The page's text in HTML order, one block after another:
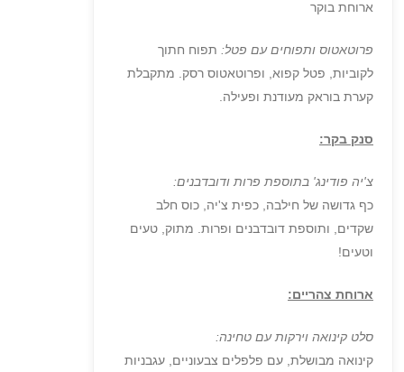
ארוחת בוקר
פרוטאטוס ותפוחים עם פטל: תפוח חתוך
לקוביות, פטל קפוא, ופרוטאטוס רסק. מתקבלת
קערת בוראק מעודנת ופעילה.
סנק בקר:
צ'יה פודינג' בתוספת פרות ודובדבנים:
כף גדושה של חילבה, כפית צ'יה, כוס חלב
שקדים, ותוספת דובדבנים ופרות. מתוק, טעים
וטעים!
ארוחת צהריים:
סלט קינואה וירקות עם טחינה:
קינואה מבושלת, עם פלפלים צבעוניים, עגבניות